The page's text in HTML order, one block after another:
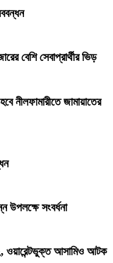
বেশি সেবাপ্রার্থীর ভিড়
নীলফামারীতে জামায়াতের
উপলক্ষে সংবর্ধনা
ওয়ারেন্টভুক্ত আসামিও আটক